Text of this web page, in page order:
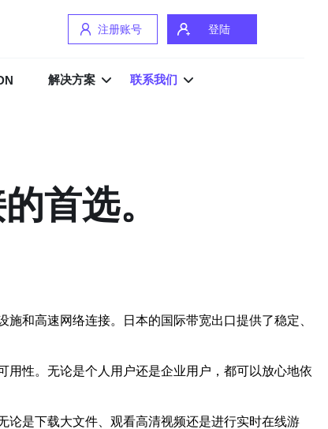
注册账号 登陆
解决方案 联系我们
首选。
和高速网络连接。日本的国际带宽出口提供了稳定、
用性。无论是个人用户还是企业用户，都可以放心地依
论是下载大文件、观看高清视频还是进行实时在线游